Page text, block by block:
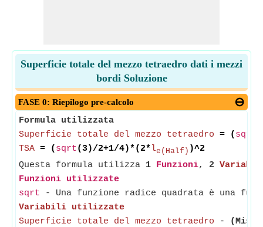
Superficie totale del mezzo tetraedro dati i mezzi
bordi Soluzione
FASE 0: Riepilogo pre-calcolo
Formula utilizzata
Superficie totale del mezzo tetraedro = ( sqrt
TSA = ( sqrt(3)/2+1/4)*(2*le(Half) )^2
Questa formula utilizza 1 Funzioni, 2
Funzioni utilizzate
sqrt - Una funzione radice quadrata è una
Variabili utilizzate
Superficie totale del mezzo tetraedro -